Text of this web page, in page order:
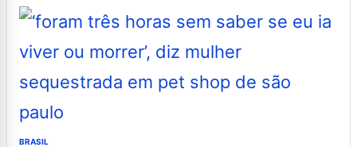
BRASIL